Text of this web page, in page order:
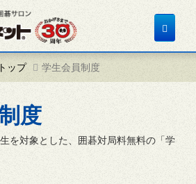
Toggle
ップ 学生会員制度
度
を対象とした、囲碁対局料無料の「学